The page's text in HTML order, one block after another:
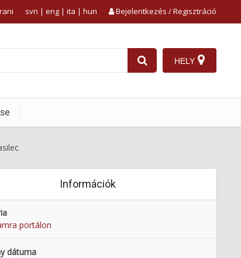
Bejelentkezés / Regisztráció
svn | eng | ita | hun
HELY
Információk
portálon
dátuma